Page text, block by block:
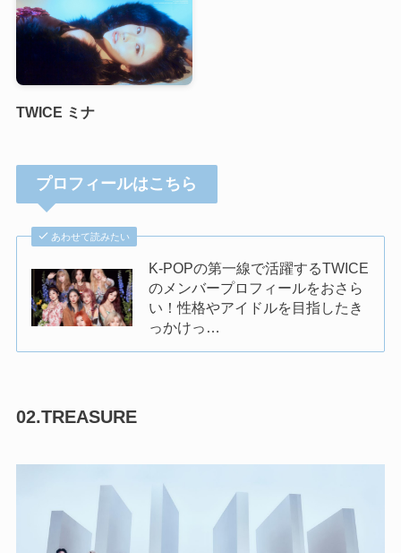
TWICE ミナ
プロフィールはこちら
あわせて読みたい
K-POPの第一線で活躍するTWICE
のメンバープロフィールをおさら
い！性格やアイドルを目指したき
っかけっ…
02.TREASURE